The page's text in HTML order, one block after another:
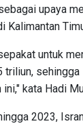
upaya
Kalimantan
untuk
triliun,
kata Hadi
2023,